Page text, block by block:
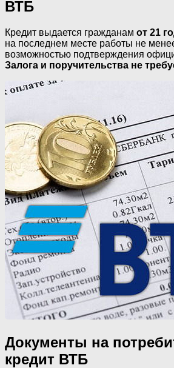
ВТБ
Кредит выдается гражданам от 21
на последнем месте работы не
возможностью подтверждения
Залога и поручительства не
Документы на
кредит ВТБ